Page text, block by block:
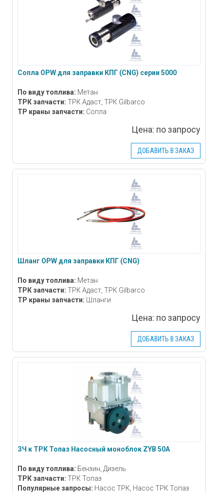
Сопла OPW для заправки КПГ (CNG) серии 5000
По виду топлива: Метан
ТРК запчасти: ТРК Адаст, ТРК Gilbarco
ТР краны запчасти: Сопла
Цена: по запросу
ДОБАВИТЬ В ЗАКАЗ
Шланг OPW для заправки КПГ (CNG)
По виду топлива: Метан
ТРК запчасти: ТРК Адаст, ТРК Gilbarco
ТР краны запчасти: Шланги
Цена: по запросу
ДОБАВИТЬ В ЗАКАЗ
ЗЧ к ТРК Топаз Насосный моноблок ZYB 50А
По виду топлива: Бензин, Дизель
ТРК запчасти: ТРК Топаз
Популярные запросы: Насос ТРК, Насос ТРК Топаз